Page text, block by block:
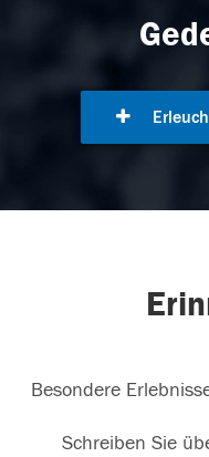
Besondere
Schreiben Sie